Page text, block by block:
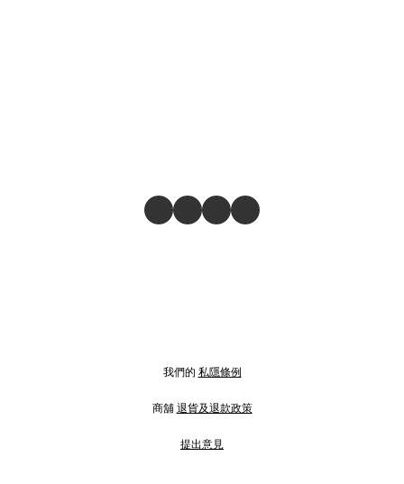
我們的 私隱條例
商舖 退貨及退款政策
提出意見